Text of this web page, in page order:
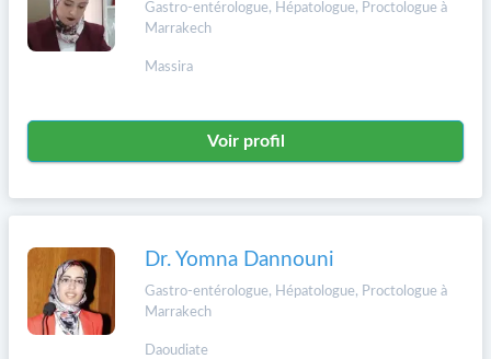
Gastro-entérologue, Hépatologue, Proctologue à
Marrakech
Massira
Voir profil
Dr. Yomna Dannouni
Gastro-entérologue, Hépatologue, Proctologue à
Marrakech
Daoudiate